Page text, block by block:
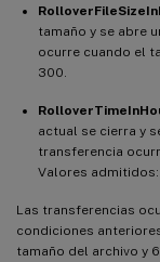
tamaño y se abre
ocurre cuando el
300.
actual se cierra y
transferencia
Valores admitidos:
Las transferencias
condiciones
tamaño del archivo y